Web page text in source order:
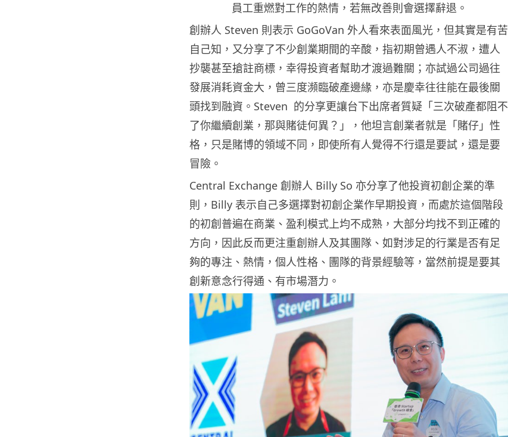
員工重燃對工作的熱情，若無改善則會選擇辭退。
創辦人 Steven 則表示 GoGoVan 外人看來表面風光，但其實是有苦
自己知，又分享了不少創業期間的辛酸，指初期曾遇人不淑，遭人
抄襲甚至搶註商標，幸得投資者幫助才渡過難關；亦試過公司過往
發展消耗資金大，曾三度瀕臨破產邊緣，亦是慶幸往往能在最後關
頭找到融資。Steven 的分享更讓台下出席者質疑「三次破產都阻不
了你繼續創業，那與賭徒何異？」，他坦言創業者就是「賭仔」性
格，只是賭博的領域不同，即使所有人覺得不行還是要試，還是要
冒險。
Central Exchange 創辦人 Billy So 亦分享了他投資初創企業的準
則，Billy 表示自己多選擇對初創企業作早期投資，而處於這個階段
的初創普遍在商業、盈利模式上均不成熟，大部分均找不到正確的
方向，因此反而更注重創辦人及其團隊、如對涉足的行業是否有足
夠的專注、熱情，個人性格、團隊的背景經驗等，當然前提是要其
創新意念行得通、有市場潛力。